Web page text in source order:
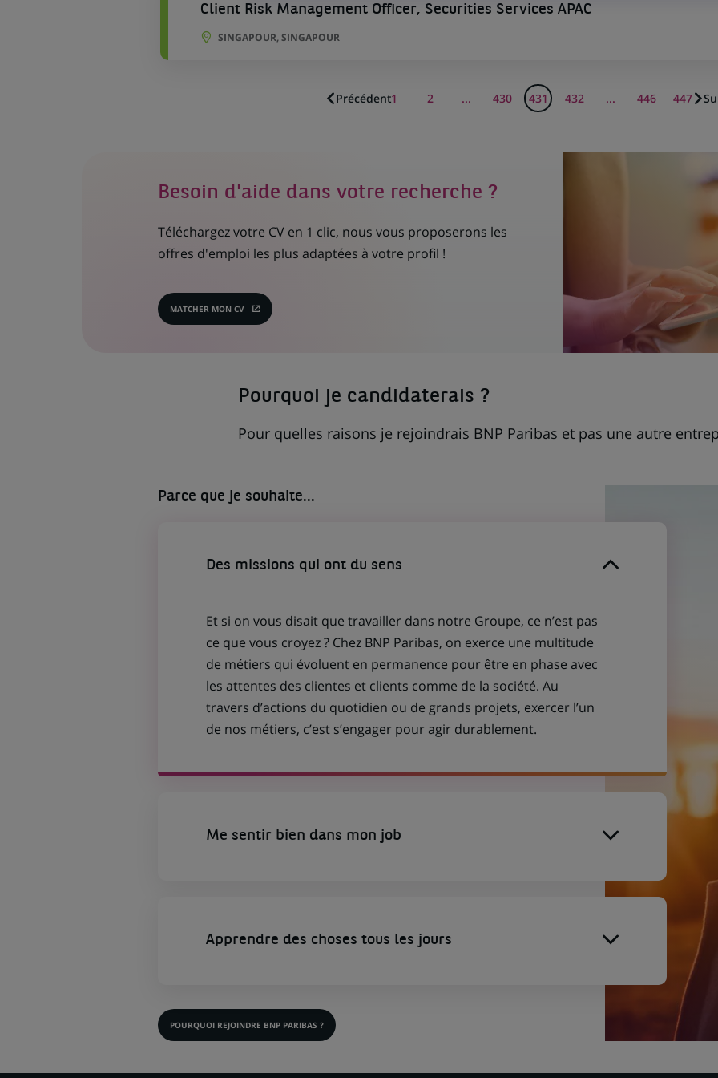
Client Risk Management Officer, Securities Services APAC
SINGAPOUR, SINGAPOUR
Précédent1 2 ... 430 431 432 ... 446 447
Besoin d'aide dans votre recherche ?
Téléchargez votre CV en 1 clic, nous vous proposerons les
offres d'emploi les plus adaptées à votre profil !
MATCHER MON CV
(CE
Pourquoi je candidaterais ?
Pour quelles raisons je rejoindrais BNP Paribas et pas une autre
Parce que je souhaite...
Des missions qui ont du sens
Et si on vous disait que travailler dans notre Groupe, ce n’est pas
ce que vous croyez ? Chez BNP Paribas, on exerce une multitude
de métiers qui évoluent en permanence pour être en phase avec
les attentes des clientes et clients comme de la société. Au
travers d’actions du quotidien ou de grands projets, exercer l’un
de nos métiers, c’est s’engager pour agir durablement.
Me sentir bien dans mon job
Apprendre des choses tous les jours
POURQUOI REJOINDRE BNP PARIBAS ?